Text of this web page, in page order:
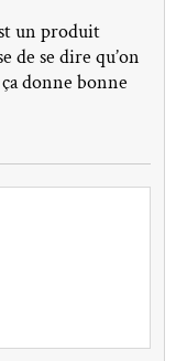
un produit
de se dire qu’on
donne bonne